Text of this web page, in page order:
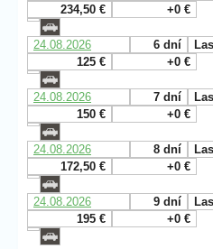
234,50 €
+0 €
24.08.2026 6 dní
125 €
+0 €
24.08.2026 7 dní
150 €
+0 €
24.08.2026 8 dní
172,50 €
+0 €
24.08.2026 9 dní
195 €
+0 €